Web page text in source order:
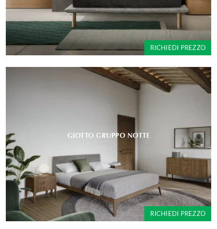
RICHIEDI PREZZO
GIOTTO GRUPPO NOTTE
RICHIEDI PREZZO